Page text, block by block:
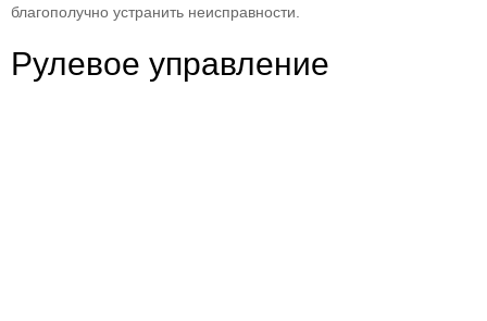
благополучно устранить неисправности.
Рулевое управление